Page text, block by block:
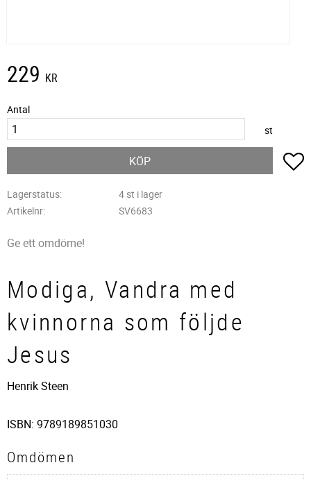
229 KR
Antal
st
KÖP
Lagerstatus
4 st i lager
Artikelnr
SV6683
Ge ett omdöme!
Modiga, Vandra med
kvinnorna som följde
Jesus
Henrik Steen
ISBN: 9789189851030
Omdömen